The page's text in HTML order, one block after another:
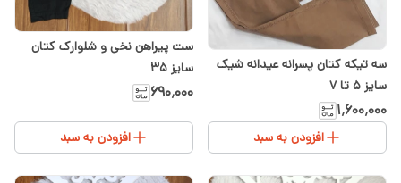
سه تیکه کتان پسرانه عیدانه شیک
سایز ۵ تا ۷
۱٬۶۰۰٬۰۰۰
افزودن به سبد
ست پیراهن نخی و شلوارک کتان
سایز ۳۵
۶۹۰٬۰۰۰
افزودن به سبد